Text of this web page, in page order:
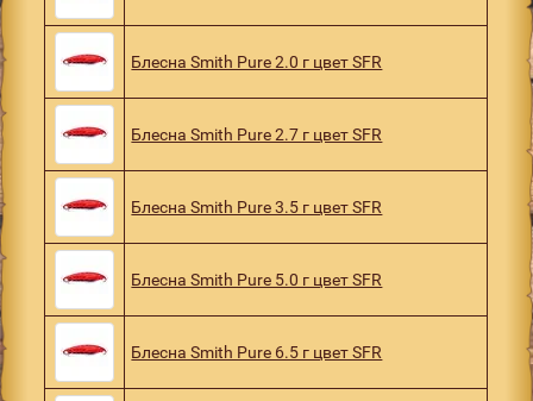
Блесна Smith Pure 2.0 г цвет SFR
Блесна Smith Pure 2.7 г цвет SFR
Блесна Smith Pure 3.5 г цвет SFR
Блесна Smith Pure 5.0 г цвет SFR
Блесна Smith Pure 6.5 г цвет SFR